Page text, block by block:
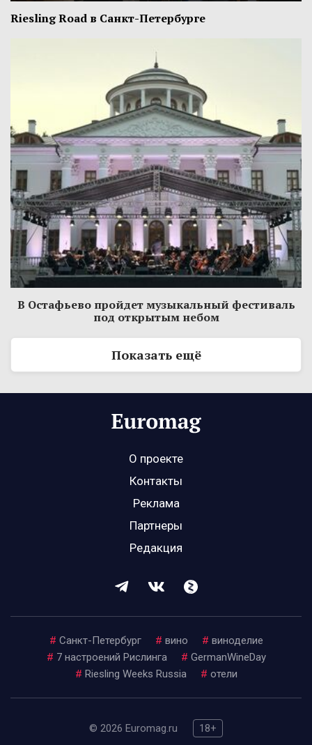
Riesling Road в Санкт-Петербурге
В Остафьево пройдет музыкальный фестиваль
под открытым небом
Показать ещё
О проекте
Контакты
Реклама
Партнеры
Редакция
# Санкт-Петербург # вино # виноделие
# 7 настроений Рислинга # GermanWineDay
# Riesling Weeks Russia # отели
© 2026 Euromag.ru 18+